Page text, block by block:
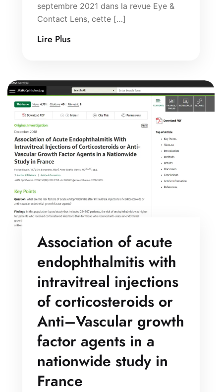
septembre 2021 dans la revue Eye &
Contact Lens, cette […]
Lire Plus
Association of acute
endophthalmitis with
intravitreal injections
of corticosteroids or
Anti–Vascular growth
factor agents in a
nationwide study in
France